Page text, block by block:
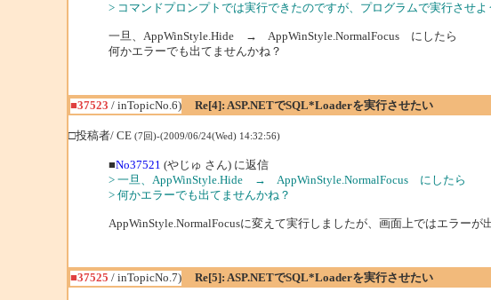
> コマンドプロンプトでは実行できたのですが、プログラムで実行させ
一旦、AppWinStyle.Hide → AppWinStyle.NormalFocus にしたら
何かエラーでも出てませんかね？
■37523 / inTopicNo.6)
Re[4]: ASP.NETでSQL*Loaderを実行させたい
□投稿者/ CE (7回)-(2009/06/24(Wed) 14:32:56)
■No37521 (やじゅ さん) に返信
> 一旦、AppWinStyle.Hide → AppWinStyle.NormalFocus にしたら
> 何かエラーでも出てませんかね？
AppWinStyle.NormalFocusに変えて実行しましたが、画面上ではエラー
■37525 / inTopicNo.7)
Re[5]: ASP.NETでSQL*Loaderを実行させたい